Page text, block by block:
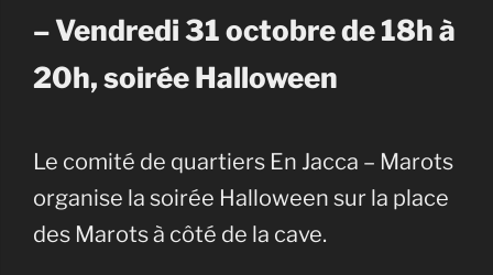
– Vendredi 31 octobre de 18h à
20h, soirée Halloween
Le comité de quartiers En Jacca – Marots
organise la soirée Halloween sur la place
des Marots à côté de la cave.